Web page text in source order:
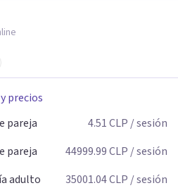
precios
pareja
4.51CLP / sesión
pareja
44999.99CLP / sesión
adulto
35001.04CLP / sesión